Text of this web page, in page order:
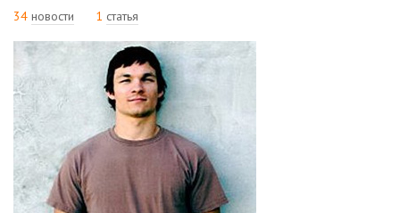
34 новости 1 статья